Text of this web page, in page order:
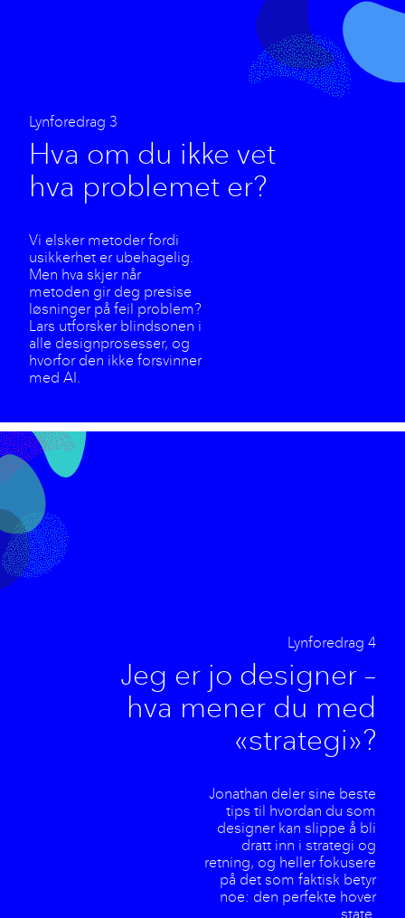
Lynforedrag 3
Hva om du ikke vet
hva problemet er?
Vi elsker metoder fordi
usikkerhet er ubehagelig.
Men hva skjer når
metoden gir deg presise
løsninger på feil problem?
Lars utforsker blindsonen i
alle designprosesser, og
hvorfor den ikke forsvinner
med AI.
Lynforedrag 4
Jeg er jo designer –
hva mener du med
«strategi»?
Jonathan deler sine beste
tips til hvordan du som
designer kan slippe å bli
dratt inn i strategi og
retning, og heller fokusere
på det som faktisk betyr
noe: den perfekte hover
state.